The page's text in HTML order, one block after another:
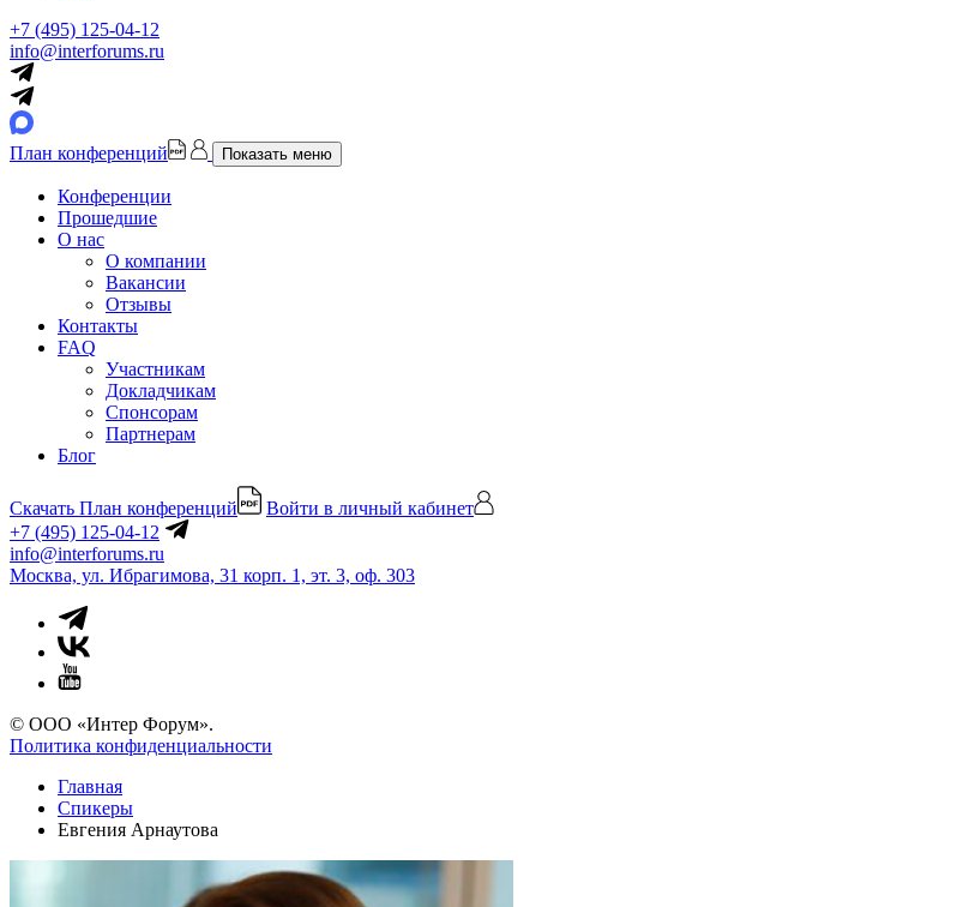
+7 (495) 125-04-12
info@interforums.ru
План конференций Показать меню
Конференции
Прошедшие
О нас
О компании
Вакансии
Отзывы
Контакты
FAQ
Участникам
Докладчикам
Спонсорам
Партнерам
Блог
Скачать План конференций
Войти в личный кабинет
+7 (495) 125-04-12
info@interforums.ru
Москва, ул. Ибрагимова, 31 корп. 1, эт. 3, оф. 303
© ООО «Интер Форум».
Политика конфиденциальности
Главная
Спикеры
Евгения Арнаутова